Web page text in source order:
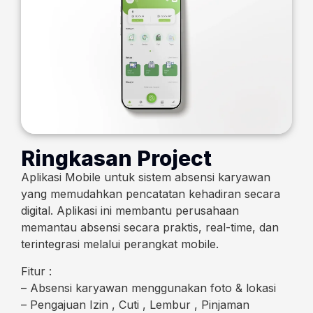
Ringkasan Project
Aplikasi Mobile untuk sistem absensi karyawan
yang memudahkan pencatatan kehadiran secara
digital. Aplikasi ini membantu perusahaan
memantau absensi secara praktis, real-time, dan
terintegrasi melalui perangkat mobile.
Fitur :
– Absensi karyawan menggunakan foto & lokasi
– Pengajuan Izin , Cuti , Lembur , Pinjaman